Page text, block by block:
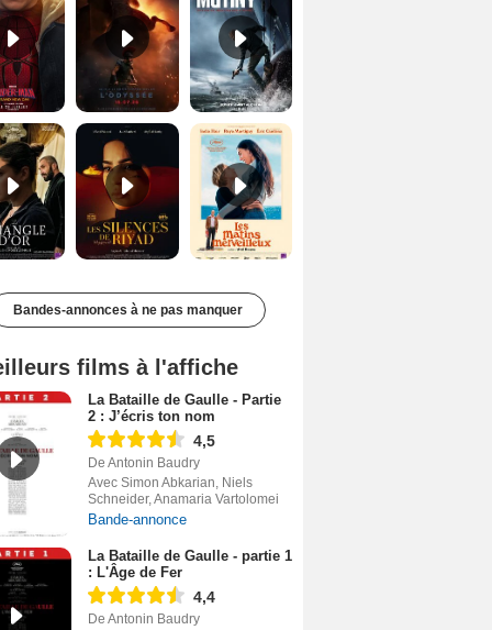
Les Silences de Riyad Bande-annonce VO STFR Les Matins merveilleux Bande-annonce VF
Bandes-annonces à ne pas manquer
films à l'affiche
La Bataille de Gaulle - Partie
2 : J’écris ton nom
4,5
De Antonin Baudry
Avec Simon Abkarian, Niels
Schneider, Anamaria Vartolomei
Bande-annonce
La Bataille de Gaulle - partie 1
: L'Âge de Fer
4,4
De Antonin Baudry